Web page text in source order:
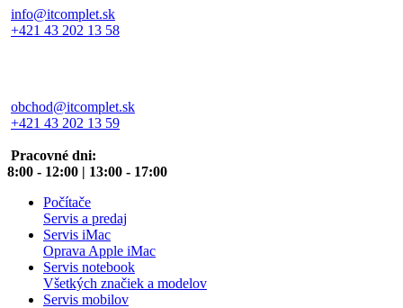
info@itcomplet.sk
+421 43 202 13 58
obchod@itcomplet.sk
+421 43 202 13 59
Pracovné dni:
8:00 - 12:00 | 13:00 - 17:00
Počítače
Servis a predaj
Servis iMac
Oprava Apple iMac
Servis notebook
Všetkých značiek a modelov
Servis mobilov